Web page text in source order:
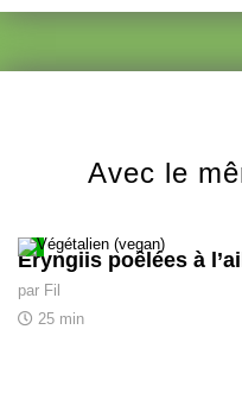
Avec le
Eryngiis poêlées à
par Fil
25 min